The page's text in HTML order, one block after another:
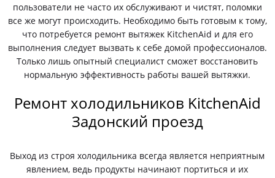
пользователи не часто их обслуживают и чистят, поломки
все же могут происходить. Необходимо быть готовым к тому,
что потребуется ремонт вытяжек KitchenAid и для его
выполнения следует вызвать к себе домой профессионалов.
Только лишь опытный специалист сможет восстановить
нормальную эффективность работы вашей вытяжки.
Ремонт холодильников KitchenAid
Задонский проезд
Выход из строя холодильника всегда является неприятным
явлением, ведь продукты начинают портиться и их